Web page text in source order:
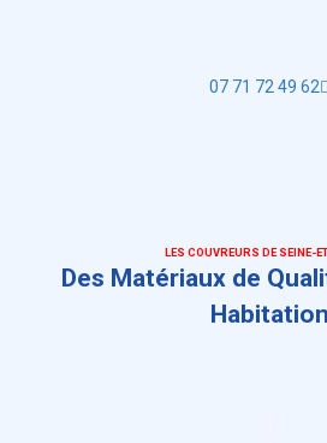
07 71 72 49 62
LES COUVREURS DE SEINE-
Des Matériaux de
Habitation